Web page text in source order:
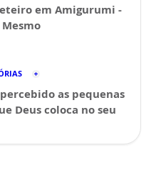
em Amigurumi -
Mesmo
as pequenas
Deus coloca no seu